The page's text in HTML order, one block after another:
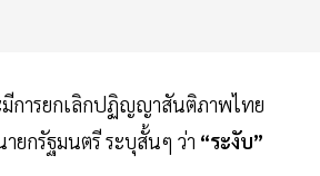
มีการยกเลิกปฏิญญาสันติภาพไทย
ยกรัฐมนตรี ระบุสั้นๆ ว่า “ระงับ”